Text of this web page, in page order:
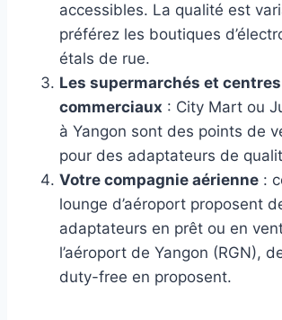
accessibles. La qualité est
préférez les boutiques
étals de rue.
Les supermarchés et centres
commerciaux : City Mart ou
à Yangon sont des points de
pour des adaptateurs de
Votre compagnie aérienne :
lounge d’aéroport proposent
adaptateurs en prêt ou en
l’aéroport de Yangon (RGN),
duty-free en proposent.